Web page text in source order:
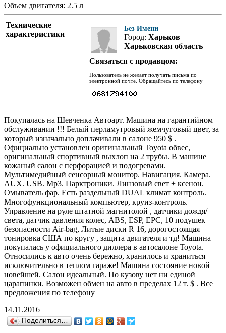
Объем двигателя: 2.5 л
Технические
характеристики
Без Имени
Город: Харьков
Харьковская область
Связаться с продавцом:
Пользователь не желает получать письма по
электронной почте. Обращайтесь по телефону
Покупалась на Шевченка Автоарт. Машина на гарантийном
обслуживании !!! Белый перламутровый жемчуговый цвет, за
который изначально доплачивали в салоне 950 $ .
Официально установлен оригинальный Toyota обвес,
оригинальный спортивный выхлоп на 2 трубы. В машине
кожаный салон с перфорацией и подогревами.
Мультимедийный сенсорный монитор. Навигация. Камера.
AUX. USB. Mp3. Парктроники. Линзовый свет + ксенон.
Омыватель фар. Есть раздельный DUAL климат контроль.
Многофункциональный компьютер, круиз-контроль.
Управление на руле штатной магнитолой , датчики дождя/
света, датчик давления колес, ABS, ESP, EPС, 10 подушек
безопасности Air-bag, Литые диски R 16, дорогостоящая
тонировка США по кругу , защита двигателя и тд! Машина
покупалась у официального диллера в автосалоне Toyota.
Относились к авто очень бережно, хранилось и храниться
исключительно в теплом гараже! Машина состояние новой
новейшей. Салон идеальный. По кузову нет ни единой
царапинки. Возможен обмен на авто в пределах 12 т. $ . Все
предложения по телефону
14.11.2016
Поделиться…